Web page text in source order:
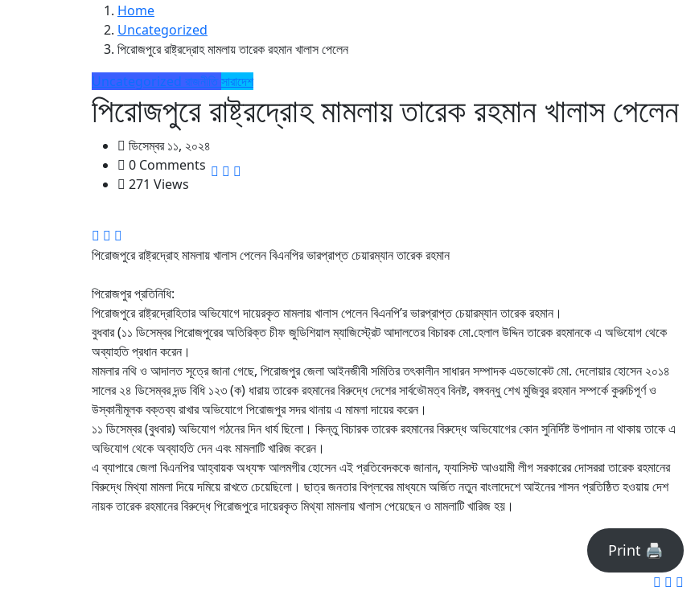
Home
Uncategorized
পিরোজপুরে রাষ্ট্রদ্রোহ মামলায় তারেক রহমান খালাস পেলেন
Uncategorized রাজনীতিসারাদেশ
পিরোজপুরে রাষ্ট্রদ্রোহ মামলায় তারেক রহমান খালাস পেলেন
ডিসেম্বর ১১, ২০২৪
0 Comments
271 Views
পিরোজপুরে রাষ্ট্রদ্রোহ মামলায় খালাস পেলেন বিএনপির ভারপ্রাপ্ত চেয়ারম্যান তারেক রহমান
পিরোজপুর প্রতিনিধি:
পিরোজপুরে রাষ্ট্রদ্রোহিতার অভিযোগে দায়েরকৃত মামলায় খালাস পেলেন বিএনপি’র ভারপ্রাপ্ত চেয়ারম্যান তারেক রহমান।
বুধবার (১১ ডিসেম্বর পিরোজপুরের অতিরিক্ত চীফ জুডিশিয়াল ম্যাজিস্ট্রেট আদালতের বিচারক মো.হেলাল উদ্দিন তারেক রহমানকে এ অভিযোগ থেকে
অব্যাহতি প্রধান করেন।
মামলার নথি ও আদালত সূত্রে জানা গেছে, পিরোজপুর জেলা আইনজীবী সমিতির তৎকালীন সাধারন সম্পাদক এডভোকেট মো. দেলোয়ার হোসেন ২০১৪
সালের ২৪ ডিসেম্বর দন্ড বিধি ১২৩ (ক) ধারায় তারেক রহমানের বিরুদ্ধে দেশের সার্বভৌমত্ব বিনষ্ট, বঙ্গবন্ধু শেখ মুজিবুর রহমান সম্পর্কে কুরুচিপূর্ণ ও
উস্কানীমূলক বক্তব্য রাখার অভিযোগে পিরোজপুর সদর থানায় এ মামলা দায়ের করেন।
১১ ডিসেম্বর (বুধবার) অভিযোগ গঠনের দিন ধার্য ছিলো। কিন্তু বিচারক তারেক রহমানের বিরুদ্ধে অভিযোগের কোন সুনির্দিষ্ট উপাদান না থাকায় তাকে এ
অভিযোগ থেকে অব্যাহতি দেন এবং মামলাটি খারিজ করেন।
এ ব্যাপারে জেলা বিএনপির আহ্বায়ক অধ্যক্ষ আলমগীর হোসেন এই প্রতিবেদককে জানান, ফ্যাসিস্ট আওয়ামী লীগ সরকারের দোসররা তারেক রহমানের
বিরুদ্ধে মিথ্যা মামলা দিয়ে দমিয়ে রাখতে চেয়েছিলো। ছাত্র জনতার বিপ্লবের মাধ্যমে অর্জিত নতুন বাংলাদেশে আইনের শাসন প্রতিষ্ঠিত হওয়ায় দেশ
নায়ক তারেক রহমানের বিরুদ্ধে পিরোজপুরে দায়েরকৃত মিথ্যা মামলায় খালাস পেয়েছেন ও মামলাটি খারিজ হয়।
Print 🖨